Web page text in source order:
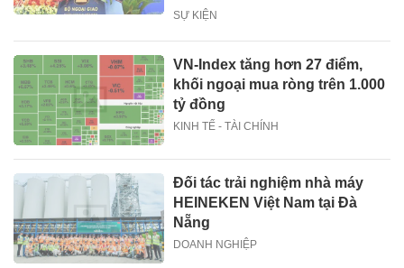
SỰ KIỆN
VN-Index tăng hơn 27 điểm,
khối ngoại mua ròng trên 1.000
tỷ đồng
KINH TẾ - TÀI CHÍNH
Đối tác trải nghiệm nhà máy
HEINEKEN Việt Nam tại Đà
Nẵng
DOANH NGHIỆP